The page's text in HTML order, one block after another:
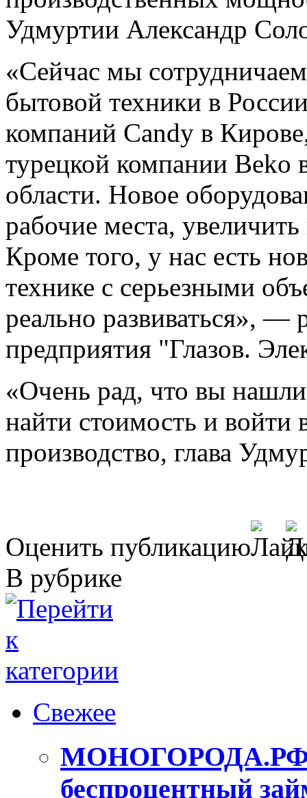
Удмуртии Александр
«Сейчас мы
бытовой техники в
компаний Candy в
турецкой компании
области. Новое
рабочие места,
Кроме того, у нас есть
технике с серьезными
реально развиваться», —
предприятия "Глазов.
«Очень рад, что вы
найти стоимость и
производство, глава
Оценить публикацию
В рубрике
Свежее
МОНОГОРОДА.РФ
беспроцентный